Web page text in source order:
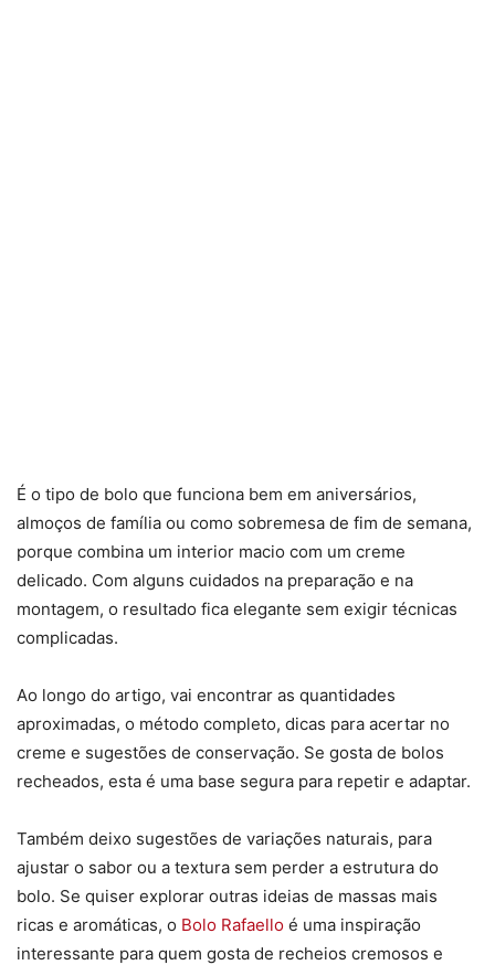
É o tipo de bolo que funciona bem em aniversários,
almoços de família ou como sobremesa de fim de semana,
porque combina um interior macio com um creme
delicado. Com alguns cuidados na preparação e na
montagem, o resultado fica elegante sem exigir técnicas
complicadas.
Ao longo do artigo, vai encontrar as quantidades
aproximadas, o método completo, dicas para acertar no
creme e sugestões de conservação. Se gosta de bolos
recheados, esta é uma base segura para repetir e adaptar.
Também deixo sugestões de variações naturais, para
ajustar o sabor ou a textura sem perder a estrutura do
bolo. Se quiser explorar outras ideias de massas mais
ricas e aromáticas, o Bolo Rafaello é uma inspiração
interessante para quem gosta de recheios cremosos e